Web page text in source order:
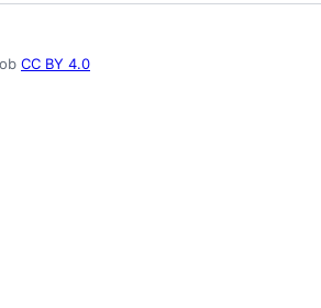
CC BY 4.0